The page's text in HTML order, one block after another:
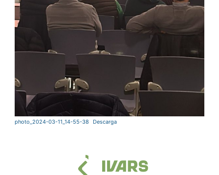
photo_2024-03-11_14-55-38 Descarga